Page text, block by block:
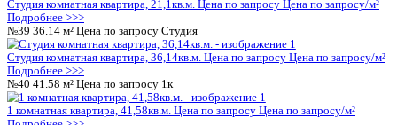
Студия комнатная квартира, 33,46кв.м.
Подробнее >>>
№10 38.85 м² Цена по запросу 1к
1 комнатная квартира, 38,85кв.м.
Подробнее >>>
№11 22.94 м² Цена по запросу Студия